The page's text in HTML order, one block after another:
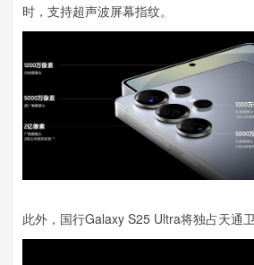
时，支持超声波屏幕指纹。
此外，国行Galaxy S25 Ultra将独占天通